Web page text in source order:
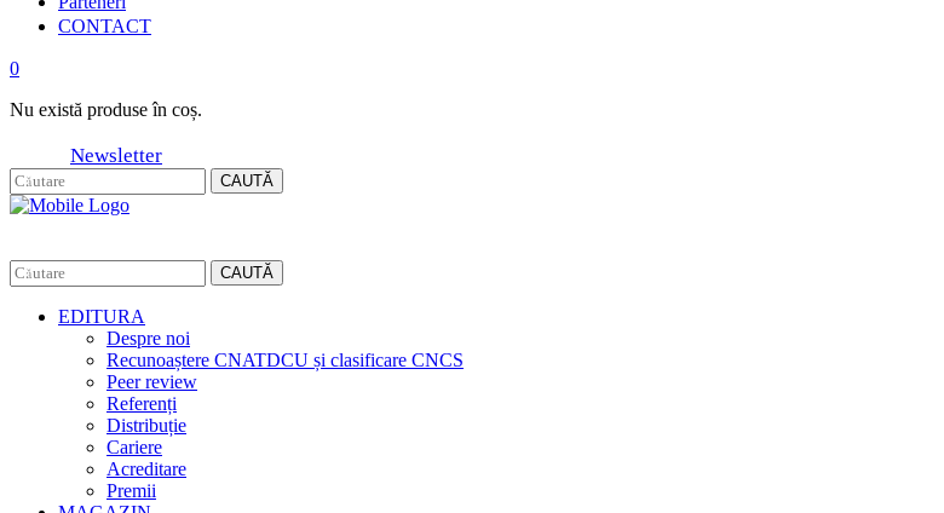
CONTACT
0
Nu există produse în coș.
Newsletter
CAUTĂ
CAUTĂ
EDITURA
Despre noi
Recunoaștere CNATDCU și clasificare CNCS
Peer review
Referenți
Distribuție
Cariere
Acreditare
Premii